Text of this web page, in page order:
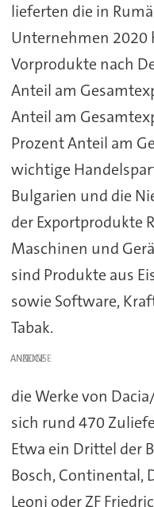
lieferten die in
Unternehmen 2020
Vorprodukte nach
Anteil am
Anteil am
Prozent Anteil am
wichtige
Bulgarien und die
der Exportprodukte
Maschinen und
sind Produkte aus
sowie Software,
Tabak.
ANZEIGE
die Werke von
sich rund 470
Etwa ein Drittel der
Bosch, Continental,
Leoni oder ZF